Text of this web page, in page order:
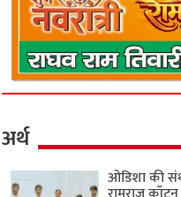
अर्थ
ओडिशा की